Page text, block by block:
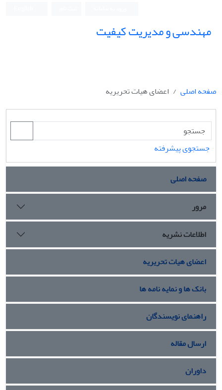
مهندسی و مدیریت کیفیت
صفحه اصلی اعضای هیات تحریریه
جستجوی پیشرفته
صفحه اصلی
مرور
اطلاعات نشریه
اعضای هیات تحریریه
بانک ها و نمایه نامه ها
راهنمای نویسندگان
ارسال مقاله
داوران